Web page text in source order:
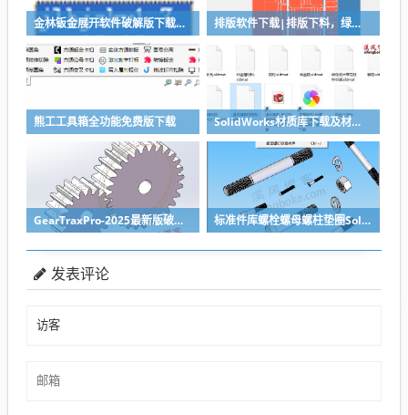
金林钣金展开软件破解版下载与安装使用教程 排版软件下载|排版下料，绿色免安装
熊工工具箱全功能免费版下载 SolidWorks材质库下载及材质库导入方法
GearTraxPro-2025最新版破解版下载，免注册免破解直接用SolidWorks齿轮/链轮/带轮插件 标准件库螺栓螺母螺柱垫圈SolidWorks标准件插件
发表评论